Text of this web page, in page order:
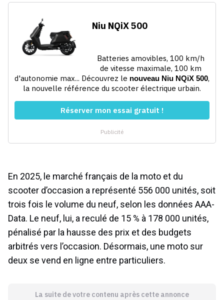
En 2025, le marché français de la moto et du
scooter d’occasion a représenté 556 000 unités, soit
trois fois le volume du neuf, selon les données AAA-
Data. Le neuf, lui, a reculé de 15 % à 178 000 unités,
pénalisé par la hausse des prix et des budgets
arbitrés vers l’occasion. Désormais, une moto sur
deux se vend en ligne entre particuliers.
La suite de votre contenu après cette annonce